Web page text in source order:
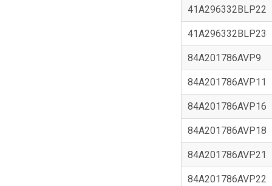
41A296332BLP22
41A296332BLP23
84A201786AVP9
84A201786AVP11
84A201786AVP16
84A201786AVP18
84A201786AVP21
84A201786AVP22